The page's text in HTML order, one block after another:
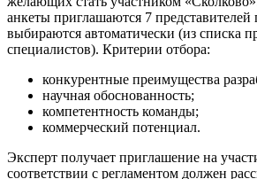
анкеты приглашаются 7 представителей
выбираются автоматически (из списка
специалистов). Критерии отбора:
конкурентные преимущества
научная обоснованность;
компетентность команды;
коммерческий потенциал.
Эксперт получает приглашение на
соответствии с регламентом должен